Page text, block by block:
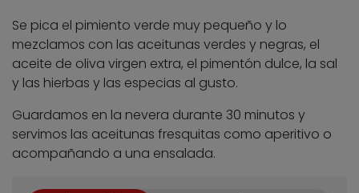
Se pica el pimiento verde muy pequeño y lo
mezclamos con las aceitunas verdes y negras, el
aceite de oliva virgen extra, el pimentón dulce, la sal
y las hierbas y las especias al gusto.
Guardamos en la nevera durante 30 minutos y
servimos las aceitunas fresquitas como aperitivo o
acompañando a una ensalada.